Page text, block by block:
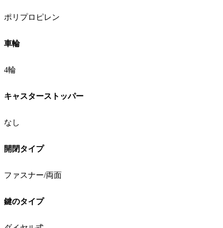
ポリプロピレン
車輪
4輪
キャスターストッパー
なし
開閉タイプ
ファスナー/両面
鍵のタイプ